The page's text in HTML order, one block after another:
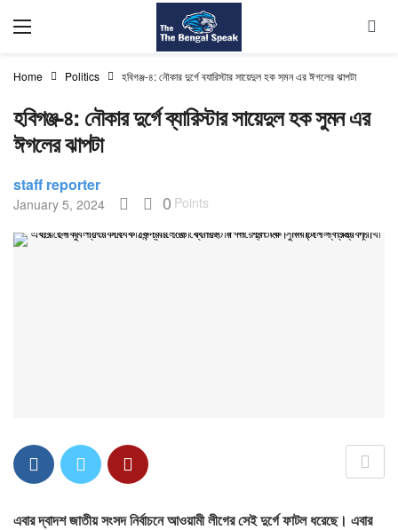
Home Politics হবিগঞ্জ-৪: নৌকার দুর্গে ব্যারিস্টার সায়েদুল হক সুমন এর ঈগলের ঝাপটা
হবিগঞ্জ-৪: নৌকার দুর্গে ব্যারিস্টার সায়েদুল হক সুমন এর
ঈগলের ঝাপটা
staff reporter
January 5, 2024 0 Points
এবার দ্বাদশ জাতীয় সংসদ নির্বাচনে আওয়ামী লীগের সেই দুর্গে ফাটল ধরেছে। এবার